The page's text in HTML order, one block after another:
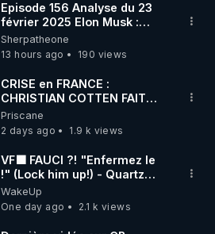
Episode 156 Analyse du 23
février 2025 Elon Musk :
Houston , on a un problème !
Sherpatheone
13 hours ago
190 views
CRISE en FRANCE :
CHRISTIAN COTTEN FAIT
une étrange découverte
Priscane
2 days ago
1.9 k views
VF🟩 FAUCI ?! "Enfermez le
!" (Lock him up!) - Quartz
Traduction
WakeUp
One day ago
2.1 k views